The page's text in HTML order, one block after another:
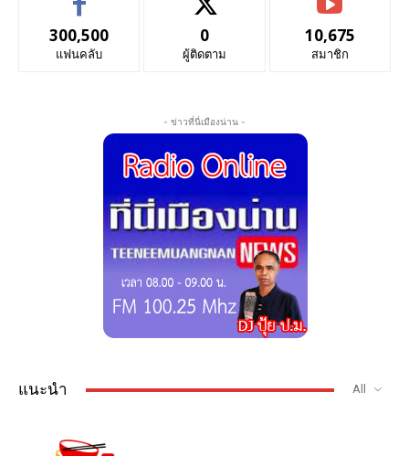
300,500
แฟนคลับ
0
ผู้ติดตาม
10,675
สมาชิก
- ข่าวที่นี่เมืองน่าน -
แนะนำ All